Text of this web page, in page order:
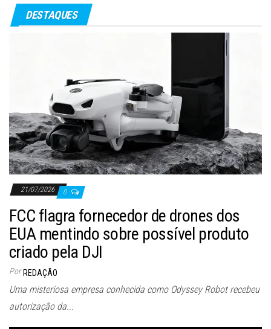
DESTAQUES
21/07/2026 0
FCC flagra fornecedor de drones dos
EUA mentindo sobre possível produto
criado pela DJI
Por REDAÇÃO
Uma misteriosa empresa conhecida como Odyssey Robot recebeu
autorização da...